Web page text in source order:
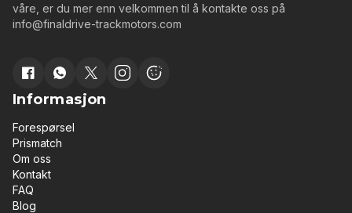
våre, er du mer enn velkommen til å kontakte oss på
info@finaldrive-trackmotors.com
Informasjon
Forespørsel
Prismatch
Om oss
Kontakt
FAQ
Blog